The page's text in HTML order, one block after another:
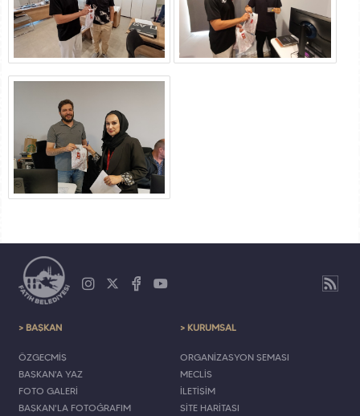
> BAŞKAN
ÖZGEÇMİŞ
BAŞKAN'A YAZ
FOTO GALERİ
BAŞKAN'LA FOTOĞRAFIM
> KURUMSAL
ORGANİZASYON ŞEMASI
MECLİS
İLETİŞİM
SİTE HARİTASI